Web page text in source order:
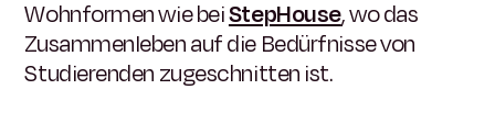
Wohnformen wie beiStepHouse, wo das
Zusammenleben auf die Bedürfnisse von
Studierenden zugeschnitten ist.